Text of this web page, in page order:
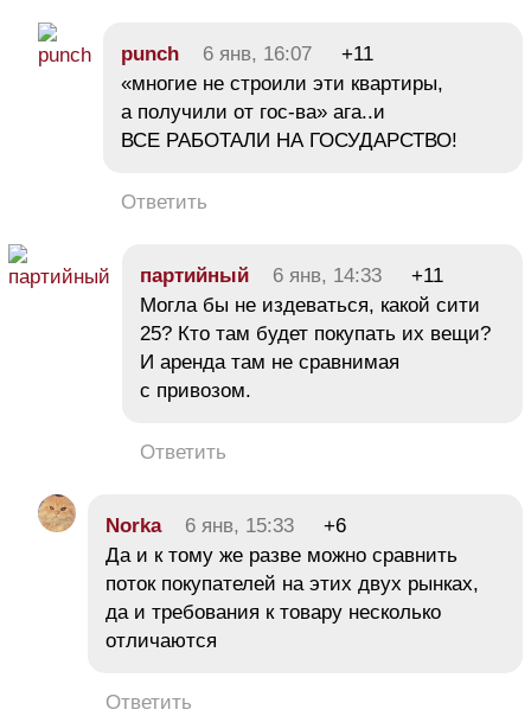
punch 6 янв, 16:07
+11
«многие не строили эти квартиры,
а получили от гос-ва» ага..и
ВСЕ РАБОТАЛИ НА ГОСУДАРСТВО!
Ответить
партийный 6 янв, 14:33
+11
Могла бы не издеваться, какой сити
25? Кто там будет покупать их вещи?
И аренда там не сравнимая
с привозом.
Ответить
Norka 6 янв, 15:33
+6
Да и к тому же разве можно сравнить
поток покупателей на этих двух рынках,
да и требования к товару несколько
отличаются
Ответить